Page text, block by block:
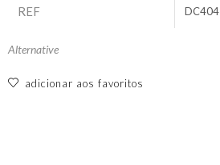
REF DC404
Alternative
adicionar aos favoritos